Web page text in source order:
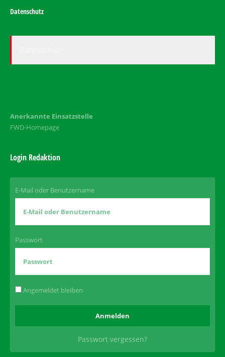
Datenschutz
Anerkannte Einsatzstelle
FWD-Homepage
Login Redaktion
E-Mail oder Benutzername
Passwort
Angemeldet bleiben
Passwort vergessen?